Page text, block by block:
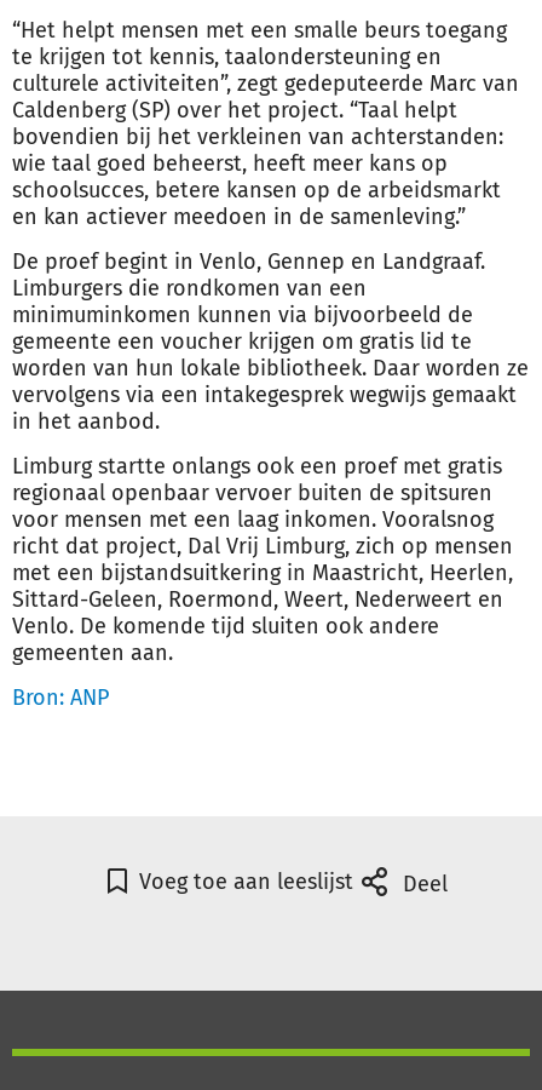
“Het helpt mensen met een smalle beurs toegang
te krijgen tot kennis, taalondersteuning en
culturele activiteiten”, zegt gedeputeerde Marc van
Caldenberg (SP) over het project. “Taal helpt
bovendien bij het verkleinen van achterstanden:
wie taal goed beheerst, heeft meer kans op
schoolsucces, betere kansen op de arbeidsmarkt
en kan actiever meedoen in de samenleving.”
De proef begint in Venlo, Gennep en Landgraaf.
Limburgers die rondkomen van een
minimuminkomen kunnen via bijvoorbeeld de
gemeente een voucher krijgen om gratis lid te
worden van hun lokale bibliotheek. Daar worden ze
vervolgens via een intakegesprek wegwijs gemaakt
in het aanbod.
Limburg startte onlangs ook een proef met gratis
regionaal openbaar vervoer buiten de spitsuren
voor mensen met een laag inkomen. Vooralsnog
richt dat project, Dal Vrij Limburg, zich op mensen
met een bijstandsuitkering in Maastricht, Heerlen,
Sittard-Geleen, Roermond, Weert, Nederweert en
Venlo. De komende tijd sluiten ook andere
gemeenten aan.
Bron: ANP
Voeg toe aan leeslijst Deel